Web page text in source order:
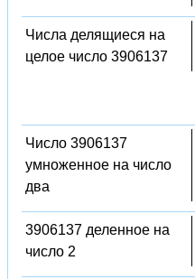
Числа делящиеся на
целое число 3906137
Число 3906137
умноженное на число
два
3906137 деленное на
число 2